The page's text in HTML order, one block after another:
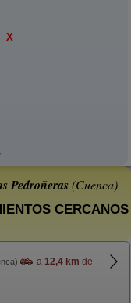
X
Pedroñeras(Cuenca)
CERCANOS
a 12,4 km de